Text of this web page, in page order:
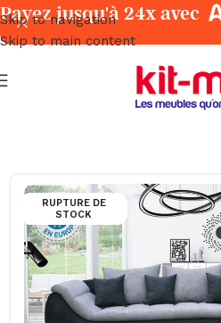
Skip to navigation
Skip to main content
Salons & Fauteuils Angles
RUPTURE DE
STOCK
Payez jusqu'à 24x avec